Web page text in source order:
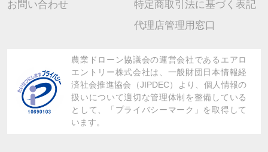
お問い合わせ
特定商取引法に基づく表記
代理店管理用窓口
農業ドローン協議会の運営会社であるエアロ
エントリー株式会社は、 一般財団日本情報経
済社会推進協会（JIPDEC）より、 個人情報の
扱いについて適切な管理体制を整備している
として、「プライバシーマーク」を取得して
います。